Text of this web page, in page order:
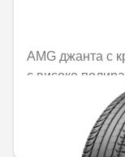
AMG джанта с
с високо
Не е налично
1421,84 € /